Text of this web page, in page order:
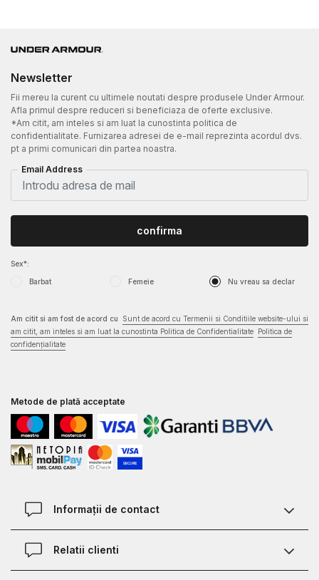
AFI COTROCENI
Brand store
Bulevardul General Vasile Milea 4
Bucuresti
0736372717
Brand store
Iasi
0792557722
AFI BRASOV
Brand store
Bulevardul 15 Noiembrie 78
Newsletter
Fii mereu la curent cu ultimele noutati despre produsele Under Armour.
Afla primul despre reduceri si beneficiaza de oferte exclusive.
*Am citit, am inteles si am luat la cunostinta politica de
confidentialitate. Furnizarea adresei de e-mail reprezinta acordul dvs.
pt a primi comunicari din partea noastra.
Email Address
Sex*:
Barbat Femeie Nu vreau sa declar
confirma
Am citit si am fost de acord cu
Sunt de acord cu Termenii si Conditiile website-ului si
am citit, am inteles si am luat la cunostinta Politica de Confidentialitate Politica de
confidențialitate
Metode de plată acceptate
Informații de contact
Contact
Relatii clienti